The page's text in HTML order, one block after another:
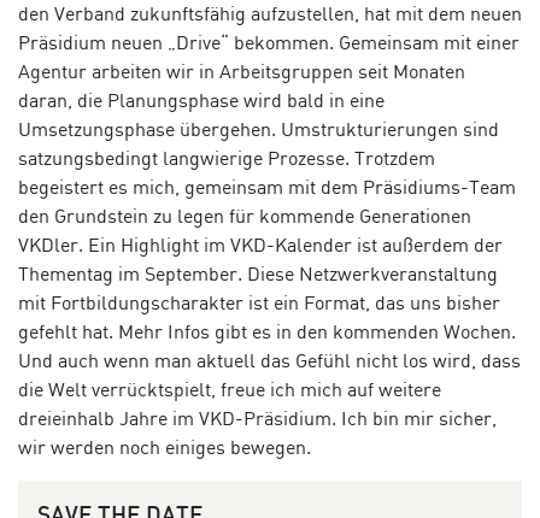
den Verband zukunftsfähig aufzustellen, hat mit dem neuen
Präsidium neuen „Drive“ bekommen. Gemeinsam mit einer
Agentur arbeiten wir in Arbeitsgruppen seit Monaten
daran, die Planungsphase wird bald in eine
Umsetzungsphase übergehen. Umstrukturierungen sind
satzungsbedingt langwierige Prozesse. Trotzdem
begeistert es mich, gemeinsam mit dem Präsidiums-Team
den Grundstein zu legen für kommende Generationen
VKDler. Ein Highlight im VKD-Kalender ist außerdem der
Thementag im September. Diese Netzwerkveranstaltung
mit Fortbildungscharakter ist ein Format, das uns bisher
gefehlt hat. Mehr Infos gibt es in den kommenden Wochen.
Und auch wenn man aktuell das Gefühl nicht los wird, dass
die Welt verrücktspielt, freue ich mich auf weitere
dreieinhalb Jahre im VKD-Präsidium. Ich bin mir sicher,
wir werden noch einiges bewegen.